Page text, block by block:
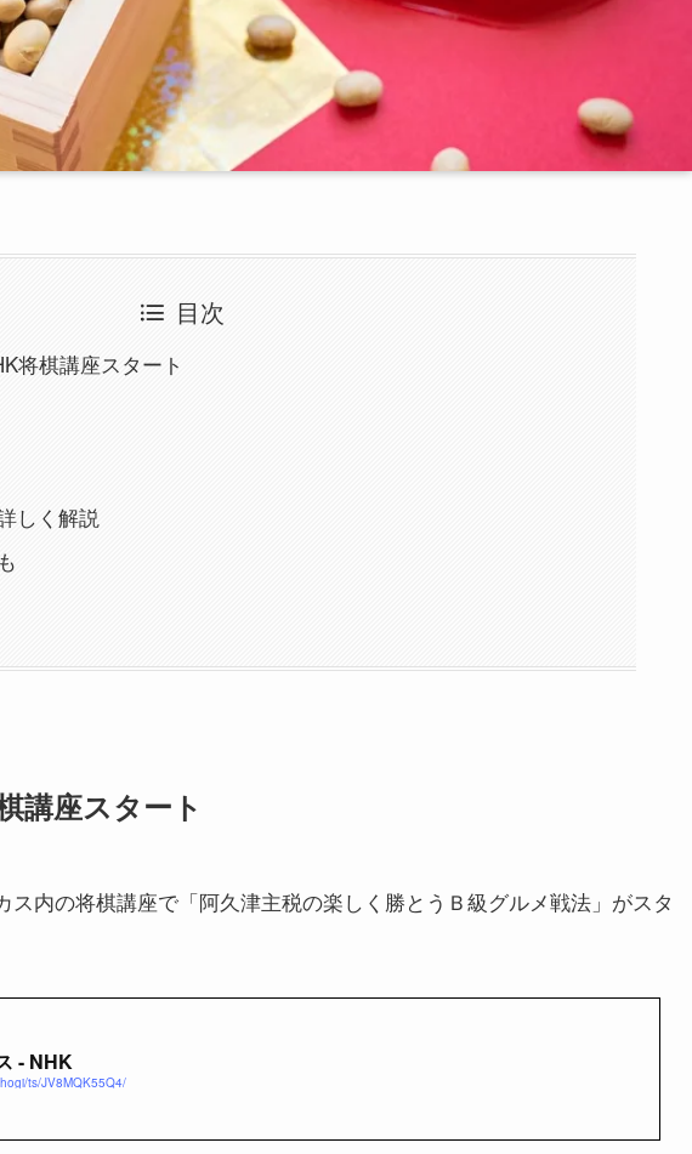
目次
将棋講座スタート
しく解説
講座スタート
ス内の将棋講座で「阿久津主税の楽しく勝とうＢ級グルメ戦法」がスタ
- NHK
ts/JV8MQK55Q4/